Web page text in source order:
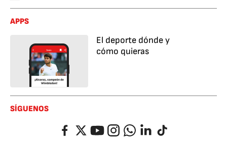
APPS
El deporte dónde y
cómo quieras
SÍGUENOS
FacebookTwitterYouTubeInstagramWhatsappLinkedIn
TikTok